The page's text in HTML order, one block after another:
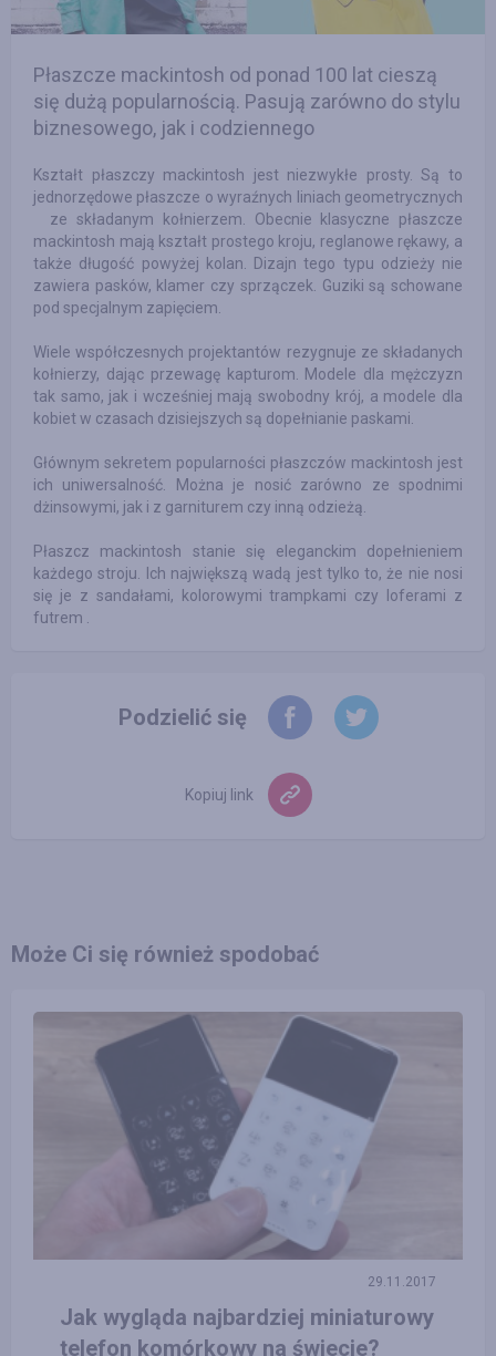
Płaszcze mackintosh od ponad 100 lat cieszą
się dużą popularnością. Pasują zarówno do stylu
biznesowego, jak i codziennego
Kształt płaszczy mackintosh jest niezwykłe prosty. Są to
jednorzędowe płaszcze o wyraźnych liniach geometrycznych
ze składanym kołnierzem. Obecnie klasyczne płaszcze
mackintosh mają kształt prostego kroju, reglanowe rękawy, a
także długość powyżej kolan. Dizajn tego typu odzieży nie
zawiera pasków, klamer czy sprzączek. Guziki są schowane
pod specjalnym zapięciem.
Wiele współczesnych projektantów rezygnuje ze składanych
kołnierzy, dając przewagę kapturom. Modele dla mężczyzn
tak samo, jak i wcześniej mają swobodny krój, a modele dla
kobiet w czasach dzisiejszych są dopełnianie paskami.
Głównym sekretem popularności płaszczów mackintosh jest
ich uniwersalność. Można je nosić zarówno ze spodnimi
dżinsowymi, jak i z garniturem czy inną odzieżą.
Płaszcz mackintosh stanie się eleganckim dopełnieniem
każdego stroju. Ich największą wadą jest tylko to, że nie nosi
się je z sandałami, kolorowymi trampkami czy loferami z
futrem .
Podzielić się
Kopiuj link
Może Ci się również spodobać
29.11.2017
Jak wygląda najbardziej miniaturowy
telefon komórkowy na świecie?